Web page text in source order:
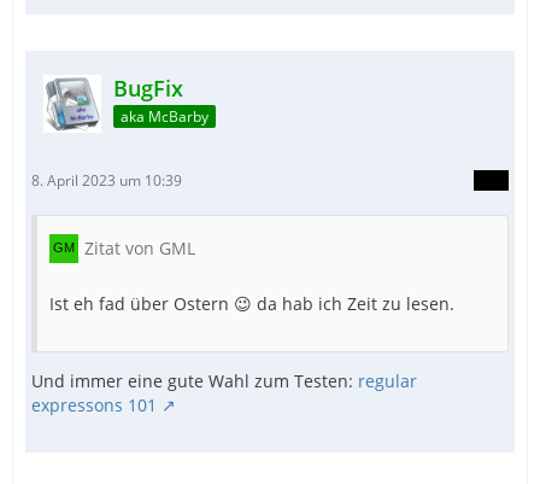
BugFix
aka McBarby
8. April 2023 um 10:39
Zitat von GML
Ist eh fad über Ostern 😉 da hab ich Zeit zu lesen.
Und immer eine gute Wahl zum Testen: regular
expressons 101